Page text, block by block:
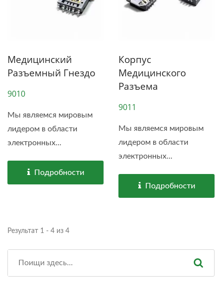
Медицинский
Разъемный Гнездо
9010
Мы являемся мировым
лидером в области
электронных...
Подробности
Корпус
Медицинского
Разъема
9011
Мы являемся мировым
лидером в области
электронных...
Подробности
Результат 1 - 4 из 4